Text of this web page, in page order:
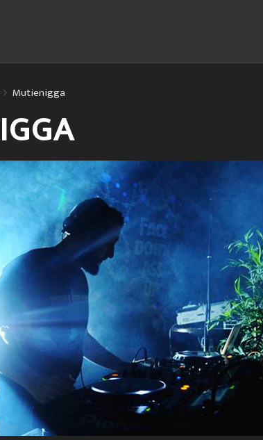
Mutienigga